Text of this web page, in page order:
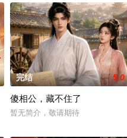
完结 5.0
傻相公，藏不住了
暂无简介，敬请期待